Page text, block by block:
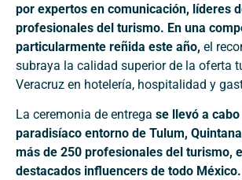
por expertos en comunicación, líderes
profesionales del turismo. En una
particularmente reñida este año, el
subraya la calidad superior de la oferta
Veracruz en hotelería, hospitalidad y
La ceremonia de entrega se llevó a cabo
paradisíaco entorno de Tulum,
más de 250 profesionales del turismo,
destacados influencers de todo México.